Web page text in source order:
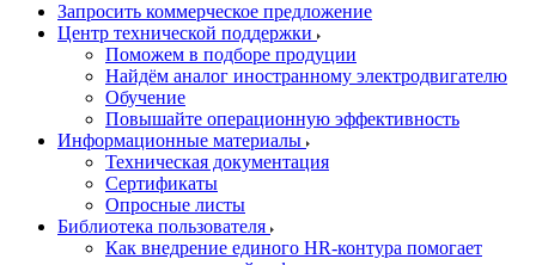
Запросить коммерческое предложение
Центр технической поддержки
Поможем в подборе продуции
Найдём аналог иностранному электродвигателю
Обучение
Повышайте операционную эффективность
Информационные материалы
Техническая документация
Сертификаты
Опросные листы
Библиотека пользователя
Как внедрение единого HR-контура помогает